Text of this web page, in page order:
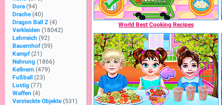
Dora (94)
Drache (40)
Dragon Ball Z (4)
Verkleiden (18042)
Lehrreich (92)
Bauernhof (59)
Kampf (21)
Nahrung (1866)
Kellnern (479)
Fußball
(23)
Lustig (77)
Waffen (4)
Versteckte Objekte (531)
World Best Cooking Recipes